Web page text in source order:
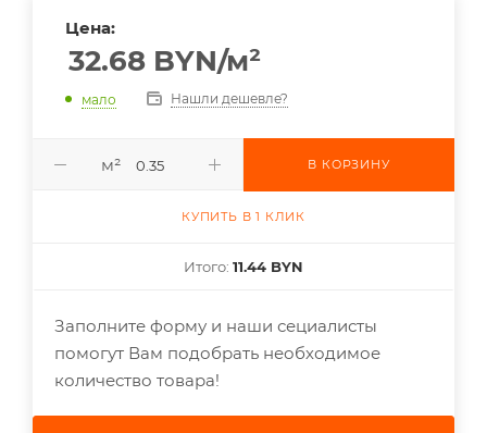
Цена:
32.68 BYN/м²
мало Нашли дешевле?
м² В КОРЗИНУ
КУПИТЬ В 1 КЛИК
Итого: 11.44 BYN
Заполните форму и наши сециалисты
помогут Вам подобрать необходимое
количество товара!